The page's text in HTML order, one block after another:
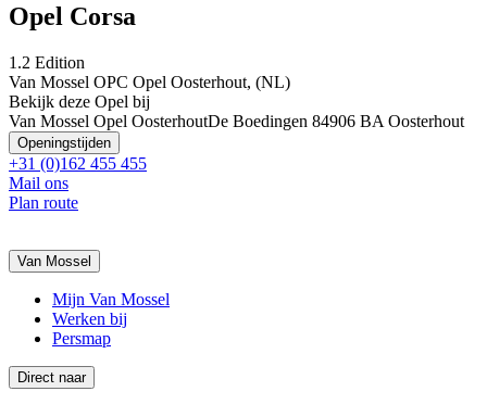
Opel Corsa
1.2 Edition
Van Mossel OPC Opel Oosterhout, (NL)
Bekijk deze Opel bij
Van Mossel Opel OosterhoutDe Boedingen 84906 BA Oosterhout
Openingstijden
+31 (0)162 455 455
Mail ons
Plan route
Van Mossel
Mijn Van Mossel
Werken bij
Persmap
Direct naar